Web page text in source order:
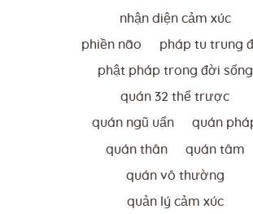
nhận diện cảm xúc
phiền não pháp tu trung
phật pháp trong đời sống
quán 32 thể trược
quán ngũ uẩn quán
quán thân quán tâm
quán vô thường
quản lý cảm xúc